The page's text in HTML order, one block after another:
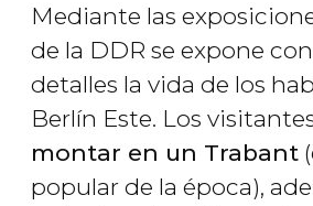
Mediante las
de la DDR se expone
detalles la vida de los
Berlín Este. Los
montar en un Trabant
popular de la época),